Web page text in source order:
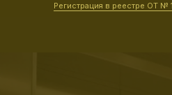
Регистрация в реестре ОТ №